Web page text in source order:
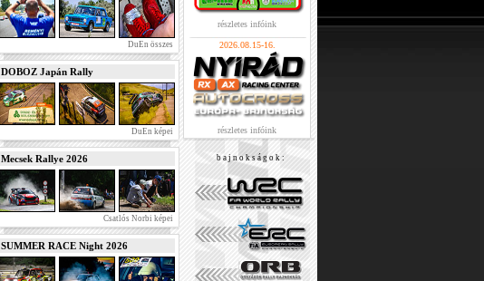
DuEn összes
DOBOZ Japán Rally
DuEn képei
Mecsek Rallye 2026
Csatlós Norbi képei
SUMMER RACE Night 2026
részletes infóink
2026.08.15-16.
részletes infóink
b a j n o k s á g o k :